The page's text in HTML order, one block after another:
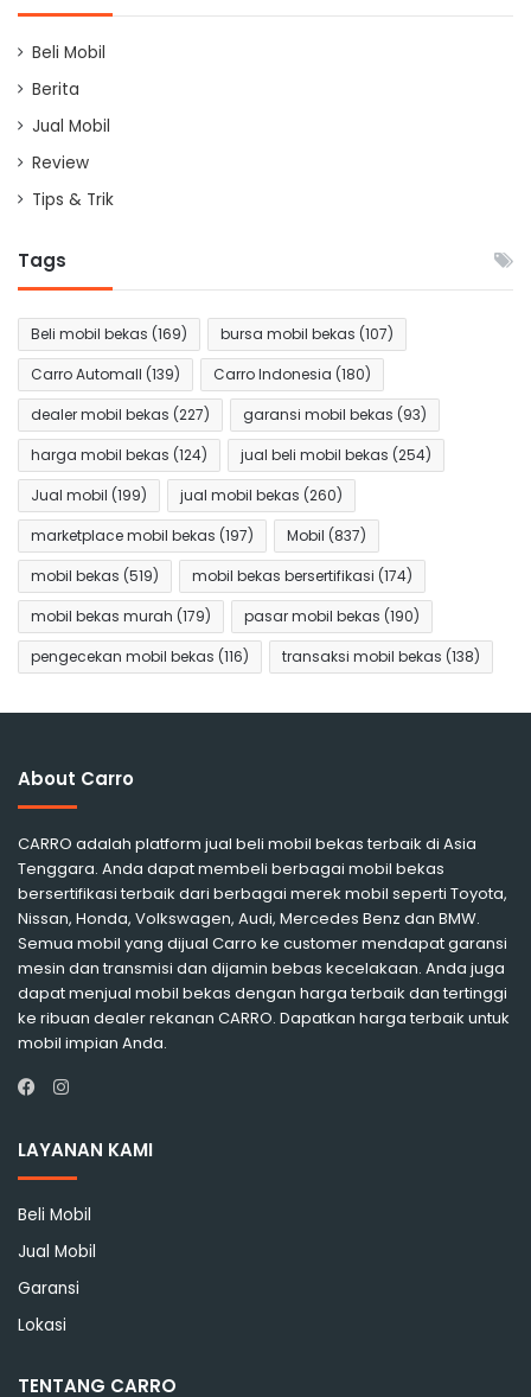
Beli Mobil
Berita
Jual Mobil
Review
Tips & Trik
Tags
Beli mobil bekas (169) bursa mobil bekas (107)
Carro Automall (139) Carro Indonesia (180)
dealer mobil bekas (227) garansi mobil bekas (93)
harga mobil bekas (124) jual beli mobil bekas (254)
Jual mobil (199) jual mobil bekas (260)
marketplace mobil bekas (197) Mobil (837)
mobil bekas (519) mobil bekas bersertifikasi (174)
mobil bekas murah (179) pasar mobil bekas (190)
pengecekan mobil bekas (116) transaksi mobil bekas (138)
About Carro
CARRO adalah platform jual beli mobil bekas terbaik di Asia
Tenggara. Anda dapat membeli berbagai mobil bekas
bersertifikasi terbaik dari berbagai merek mobil seperti Toyota,
Nissan, Honda, Volkswagen, Audi, Mercedes Benz dan BMW.
Semua mobil yang dijual Carro ke customer mendapat garansi
mesin dan transmisi dan dijamin bebas kecelakaan. Anda juga
dapat menjual mobil bekas dengan harga terbaik dan tertinggi
ke ribuan dealer rekanan CARRO. Dapatkan harga terbaik untuk
mobil impian Anda.
Instagram
LAYANAN KAMI
Beli Mobil
Jual Mobil
Garansi
Lokasi
TENTANG CARRO